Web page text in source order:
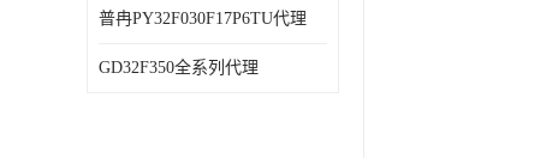
普冉PY32F030F17P6TU代理
GD32F350全系列代理